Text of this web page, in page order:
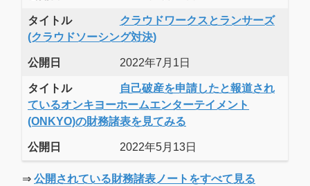
タイトル
クラウドワークスとランサーズ
(クラウドソーシング対決)
公開日 2022年7月1日
タイトル
自己破産を申請したと報道され
ているオンキヨーホームエンターテイメント
(ONKYO)の財務諸表を見てみる
公開日 2022年5月13日
⇒ 公開されている財務諸表ノートをすべて見る